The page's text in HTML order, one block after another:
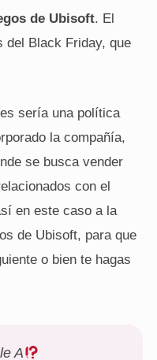
de Ubisoft. El
del Black Friday, que
sería una política
la compañía,
se busca vender
con el
en este caso a la
de Ubisoft, para que
o bien te hagas
A